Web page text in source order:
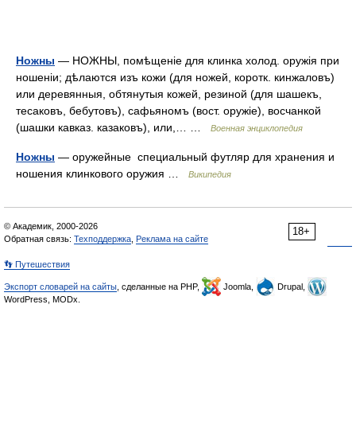
Ножны — НОЖНЫ, помѣщеніе для клинка холод. оружія при
ношеніи; дѣлаются изъ кожи (для ножей, коротк. кинжаловъ)
или деревянныя, обтянутыя кожей, резиной (для шашекъ,
тесаковъ, бебутовъ), сафьяномъ (вост. оружіе), восчанкой
(шашки кавказ. казаковъ), или,… …
Военная энциклопедия
Ножны — оружейные специальный футляр для хранения и
ношения клинкового оружия …
Википедия
18+
© Академик, 2000-2026
Обратная связь: Техподдержка Реклама на сайте
👣 Путешествия
Экспорт словарей на сайты , сделанные на PHP, Joomla,
Drupal,
WordPress, MODx.